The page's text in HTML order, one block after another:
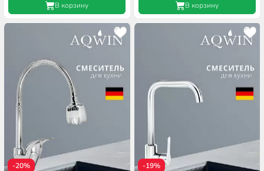
В корзину В корзину
-20%
-19%